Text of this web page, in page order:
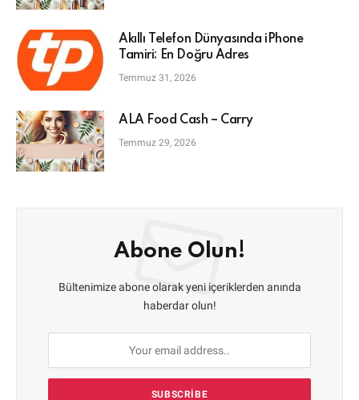
Akıllı Telefon Dünyasında iPhone
Tamiri: En Doğru Adres
Temmuz 31, 2026
ALA Food Cash – Carry
Temmuz 29, 2026
Abone Olun!
Bültenimize abone olarak yeni içeriklerden anında
haberdar olun!